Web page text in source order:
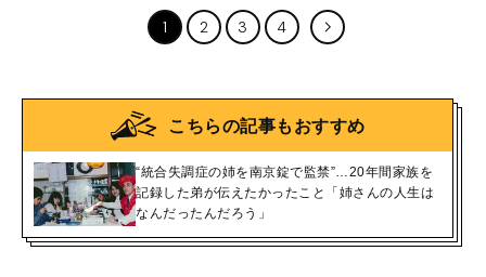
1 2 3 4
こちらの記事もおすすめ
“統合失調症の姉を南京錠で監禁”…20年間家族を
記録した弟が伝えたかったこと「姉さんの人生は
なんだったんだろう」